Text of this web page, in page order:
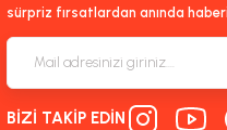
Ürün açıklamasında eksik bilgiler
Ürün bilgilerinde hatalar
Ürün fiyatı diğer sitelerden daha
sürpriz fırsatlardan anında
BİZİ TAKİP EDİN